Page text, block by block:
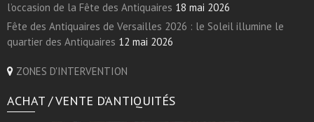
l’occasion de la Fête des Antiquaires 18 mai 2026
Fête des Antiquaires de Versailles 2026 : le Soleil illumine le
quartier des Antiquaires 12 mai 2026
ZONES D'INTERVENTION
ACHAT / VENTE D’ANTIQUITÉS